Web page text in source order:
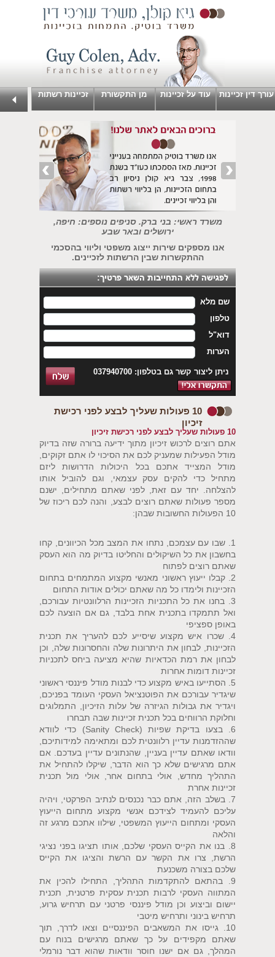
עורך דין זכיינות עוד על זכיינות מן התקשורת זכיינות רשתות
משרד ראשי: בני ברק. סניפים נוספים: חיפה,
ירושלים ובאר שבע
אנו מספקים שירות ייצוג משפטי וליווי בהסכמי
ההתקשרות שבין הרשתות לזכיינים.
ניתן ליצור קשר גם בטלפון: 037940700
שם מלא
טלפון
דוא"ל
הערות
10 פעולות שעליך לבצע לפני רכישת
זיכיון
10 פעולות שעליך לבצע לפני רכישת זיכיון
אתם רוצים לרכוש זיכיון מתוך ידיעה ברורה שזה בדיוק
מודל הפעילות שמעניק לכם את הסיכוי לו אתם זקוקים,
מודל המצייד אתכם בכל היכולות הדרושות ליזם
מתחיל כדי להקים עסק עצמאי, וגם להוביל אותו
להצלחה. יחד עם זאת, לפני שאתם מתחילים, ישנם
מספר פעולות שאתם רוצים לבצע, והנה לכם ריכוז של
10 הפעולות החשובות שבהן:
1. שבו עם עצמכם, נתחו את המצב מכל הכיוונים, קחו
בחשבון את כל השיקולים והחליטו בדיוק מה הוא העסק
שאתם רוצים לפתוח
2. קבלו ייעוץ ראשוני מאנשי מקצוע המתמחים בתחום
הזכיינות ולימדו כל מה שאתם יכולים אודות התחום
3. בחנו את כל התכניות הזכיינות הרלוונטיות עבורכם,
ואל תתמקדו בתכנית אחת בלבד, גם אם הוצעה לכם
באופן ספציפי
4. שכרו איש מקצוע שיסייע לכם להעריך את תכנית
הזכיינות, לבחון את היתרונות שלה והחסרונות שלה, וכן
לבחון את רמת הכדאיות שהיא מציעה ביחס לתכניות
זכיינות דומות אחרות
5. הסתייעו באיש מקצוע כדי לבנות מודל פיננסי ראשוני
שיגדיר עבורכם את הפוטנציאל העסקי העומד בפניכם,
ויגדיר את גבולות הגיזרה של עלות הזיכיון, התמלוגים
וחלוקת הרווחים בכל תכנית זכיינות שבה תבחרו
6. בצעו בדיקת שפיות (Sanity Check) כדי לוודא
שההזדמנות עדיין רלוונטית לכם ומתאימה למידותיכם,
וודאו שאתם עדיין בעניין, שהנתונים עדיין בעדכם. אם
אתם מרגישים שלא כך הוא הדבר, שיקלו להתחיל את
התהליך מחדש, אולי בתחום אחר, אולי מול תכנית
זכיינות אחרת
7. בשלב הזה, אתם כבר נכנסים לנתיב הפרקטי, ויהיה
עליכם להעמיד לצידכם אנשי מקצוע מתחום הייעוץ
העסקי ומתחום הייעוץ המשפטי, שילוו אתכם מרגע זה
והלאה
8. בנו את הקייס העסקי שלכם, אותו תציגו בפני נציגי
הרשת, צרו את הקשר עם הרשת והציגו את הקייס
שלכם בצורה משכנעת
9. בהתאם להתקדמות התהליך, התחילו להכין את
המתווה העסקי לרבות תכנית עסקית פרטנית, תכנית
יישום וביצוע וכן מודל פיננסי פרטני עם תרחיש גרוע,
תרחיש בינוני ותרחיש מיטבי
10. גייסו את המשאבים הפיננסיים וצאו לדרך, תוך
שאתם מקפידים על כך שאתם מרגישים בנוח עם
המהלך, גם אם ישנו חוסר וודאות שהוא דבר נורמלי